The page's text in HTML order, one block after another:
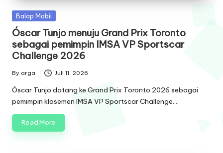
Posted
in
Balap Mobil
Óscar Tunjo menuju Grand Prix Toronto
sebagai pemimpin IMSA VP Sportscar
Challenge 2026
Posted
by
By arga Juli 11, 2026
Óscar Tunjo datang ke Grand Prix Toronto 2026 sebagai
pemimpin klasemen IMSA VP Sportscar Challenge.…
Read More